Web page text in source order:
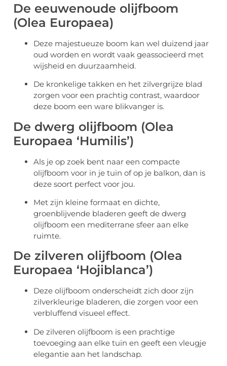
De eeuwenoude olijfboom
(Olea Europaea)
Deze majestueuze boom kan wel duizend jaar
oud worden en wordt vaak geassocieerd met
wijsheid en duurzaamheid.
De kronkelige takken en het zilvergrijze blad
zorgen voor een prachtig contrast, waardoor
deze boom een ware blikvanger is.
De dwerg olijfboom (Olea
Europaea ‘Humilis’)
Als je op zoek bent naar een compacte
olijfboom voor in je tuin of op je balkon, dan is
deze soort perfect voor jou.
Met zijn kleine formaat en dichte,
groenblijvende bladeren geeft de dwerg
olijfboom een mediterrane sfeer aan elke
ruimte.
De zilveren olijfboom (Olea
Europaea ‘Hojiblanca’)
Deze olijfboom onderscheidt zich door zijn
zilverkleurige bladeren, die zorgen voor een
verbluffend visueel effect.
De zilveren olijfboom is een prachtige
toevoeging aan elke tuin en geeft een vleugje
elegantie aan het landschap.